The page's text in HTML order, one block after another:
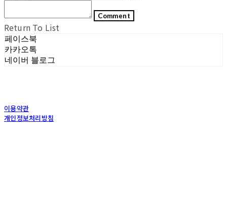
Comment
Return To List
페이스북
카카오톡
네이버 블로그
이용약관
개인정보처리방침